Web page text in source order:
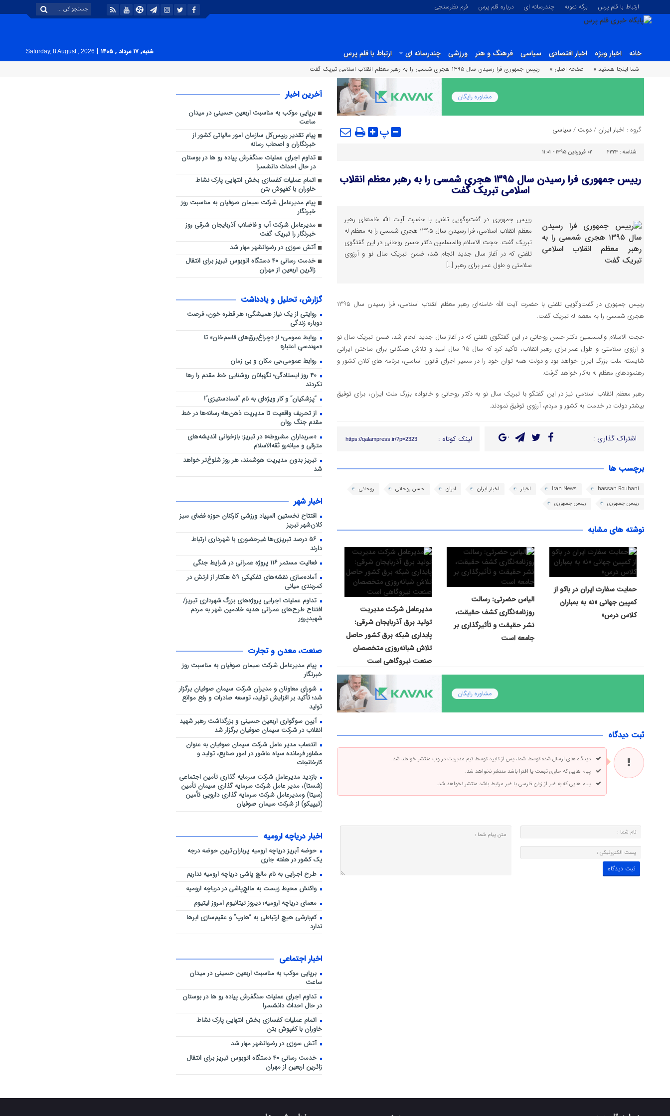
ارتباط با قلم پرس برگه نمونه چندرسانه ای درباره قلم پرس فرم نظرسنجی
خانه اخبار ویژه اخبار اقتصادی سیاسی فرهنگ و هنر ورزشی چندرسانه ای ارتباط با قلم پرس شنبه, ۱۷ مرداد , ۱۴۰۵ |
Saturday, 8 August , 2026
شما اینجا هستید » صفحه اصلی » رییس جمهوری فرا رسیدن سال ۱۳۹۵ هجری شمسی را به رهبر معظم انقلاب اسلامى تبریک گفت
گروه : اخبار ایران /دولت / سیاسی پ
شناسه : 2323 ۰۲ فروردین ۱۳۹۵ - ۱۱:۰۱
رییس جمهوری فرا رسیدن سال ۱۳۹۵ هجری شمسی را به رهبر معظم انقلاب
اسلامى تبریک گفت
رییس جمهوری در گفت‌وگویی تلفنی با حضرت آیت الله خامنه‌ای رهبر
معظم انقلاب اسلامی، فرا رسیدن سال ۱۳۹۵ هجری شمسی را به معظم له
تبریک گفت. حجت الاسلام والمسلمین دکتر حسن روحانى در این گفتگوی
تلفنی که در آغاز سال جدید انجام شد، ضمن تبریک سال نو و آرزوى
سلامتى و طول عمر براى رهبر […]
رییس جمهوری در گفت‌وگویی تلفنی با حضرت آیت الله خامنه‌ای رهبر معظم انقلاب اسلامی، فرا رسیدن سال ۱۳۹۵
هجری شمسی را به معظم له تبریک گفت.
حجت الاسلام والمسلمین دکتر حسن روحانى در این گفتگوی تلفنی که در آغاز سال جدید انجام شد، ضمن تبریک سال نو
و آرزوى سلامتى و طول عمر براى رهبر انقلاب، تأکید کرد که سال ۹۵ سال امید و تلاش همگانی برای ساختن ایرانی
شایسته ملت بزرگ ایران خواهد بود و دولت همه توان خود را در مسیر اجرای قانون اساسی، برنامه های کلان کشور و
رهنمودهای معظم له به‌کار خواهد گرفت.
رهبر معظم انقلاب اسلامی نیز در این گفتگو با تبریک سال نو به دکتر روحانی و خانواده بزرگ ملت ایران، براى توفیق
بیشتر دولت در خدمت به کشور و مردم، آرزوى توفیق نمودند.
اشتراک گذاری : لینک کوتاه : https://qalampress.ir/?p=2323
برچسب ها
hassan Rouhani
Iran News اخبار اخبار ایران ایران حسن روحانی
روحانی
رييس جمهوري
رییس جمهوری
نوشته های مشابه
حمایت سفارت ایران در باکو از
کمپین جهانی «نه به بمباران
کلاس درس»
الیاس حضرتی: رسالت
روزنامه‌نگاری کشف حقیقت،
نشر حقیقت و تأثیرگذاری بر
جامعه است
مدیرعامل شرکت مدیریت
تولید برق آذربایجان شرقی:
پایداری شبکه برق کشور حاصل
تلاش شبانه‌روزی متخصصان
صنعت نیروگاهی است
ثبت دیدگاه
دیدگاه های ارسال شده توسط شما، پس از تایید توسط تیم مدیریت در وب منتشر خواهد شد.
پیام هایی که حاوی تهمت یا افترا باشد منتشر نخواهد شد.
پیام هایی که به غیر از زبان فارسی یا غیر مرتبط باشد منتشر نخواهد شد.
آخرین اخبار
برپایی موکب به مناسبت اربعین حسینی در میدان
ساعت
پیام تقدیر رییس‌کل سازمان امور مالیاتی کشور از
خبرنگاران و اصحاب رسانه
تداوم اجرای عملیات سنگفرش پیاده رو ها در بوستان
در حال احداث دانشسرا
اتمام عملیات کفسازی بخش انتهایی پارک نشاط
خاوران با کفپوش بتن
پیام مدیرعامل شرکت سیمان صوفیان به مناسبت روز
خبرنگار
مدیرعامل شرکت آب و فاضلاب آذربایجان شرقی روز
خبرنگار را تبریک گفت
آتش سوزی در رضوانشهر مهار شد
خدمت رسانی ۴۰ دستگاه اتوبوس تبریز برای انتقال
زائرین اربعین از مهران
گزارش، تحلیل و یادداشت
روایتی از یک نیاز همیشگی؛ هر قطره خون، فرصت
دوباره زندگی
روابط عمومی؛ از «چراغ‌برق‌های قاسم‌خان» تا
«مهندسیِ اعتبار»
روابط عمومی،بی مکان و بی زمان
۴۰ روز ایستادگی؛ نگهبانان روشنایی خط مقدم را رها
نکردند
“پزشکیان” و کار ویژه‌ای به نام “فسادستیزی”!
از تحریف واقعیت تا مدیریت ذهن‌ها؛ رسانه‌ها در خط
مقدم جنگ روان
«سربداران مشروطه» در تبریز: بازخوانی اندیشه‌های
مترقی و میانه‌رو ثقه‌الاسلام
تبریز بدون مدیریت هوشمند، هر روز شلوغ‌تر خواهد
شد
اخبار شهر
افتتاح نخستین المپیاد ورزشی کارکنان حوزه فضای سبز
کلان‌شهر تبریز
۵۶ درصد تبریزی‌ها غیرحضوری با شهرداری ارتباط
دارند
فعالیت مستمر ۱۱۶ پروژه عمرانی در شرایط جنگی
آماده‌سازی نقشه‌های تفکیکی ۵۹ هکتار از ارتش در
کمربندی میانی
تداوم عملیات اجرایی پروژه‌های بزرگ شهرداری تبریز/
افتتاح طرح‌های عمرانی هدیه خادمین شهر به مردم
شهیدپرور
صنعت، معدن و تجارت
پیام مدیرعامل شرکت سیمان صوفیان به مناسبت روز
خبرنگار
شورای معاونان و مدیران شرکت سیمان صوفیان برگزار
شد؛ تأکید بر افزایش تولید، توسعه صادرات و رفع موانع
تولید
آیین سوگواری اربعین حسینی و بزرگداشت رهبر شهید
انقلاب در شرکت سیمان صوفیان برگزار شد
انتصاب مدیر عامل شرکت سیمان صوفیان به عنوان
مشاور فرمانده سپاه عاشور در امور صنایع، تولید و
کارخانجات
بازدید مدیرعامل شرکت سرمایه گذاری تأمین اجتماعی
(شستا)، مدیر عامل شرکت سرمایه گذاری سیمان تأمین
(سیتا) ومدیرعامل شرکت سرمایه گذاری دارویی تأمین
(تیپیکو) از شرکت سیمان صوفیان
اخبار دریاچه ارومیه
حوضه آبریز دریاچه ارومیه پرباران‌ترین حوضه‌ درجه
یک کشور در هفته جاری
طرح اجرایی به نام مالچ پاشی دریاچه ارومیه نداریم
واکنش محیط زیست به مالچ‌پاشی در دریاچه ارومیه
معمای دریاچه ارومیه؛ دیروز تیتانیوم امروز لیتیوم
کم‌بارشی هیچ ارتباطی به “هارپ” و عقیم‌سازی ابرها
ندارد
اخبار اجتماعی
برپایی موکب به مناسبت اربعین حسینی در میدان
ساعت
تداوم اجرای عملیات سنگفرش پیاده رو ها در بوستان
در حال احداث دانشسرا
اتمام عملیات کفسازی بخش انتهایی پارک نشاط
خاوران با کفپوش بتن
آتش سوزی در رضوانشهر مهار شد
خدمت رسانی ۴۰ دستگاه اتوبوس تبریز برای انتقال
زائرین اربعین از مهران